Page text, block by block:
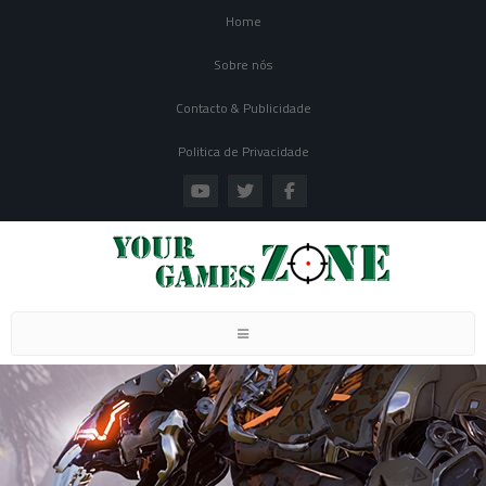
Home
Sobre nós
Contacto & Publicidade
Politica de Privacidade
Toggle navigation